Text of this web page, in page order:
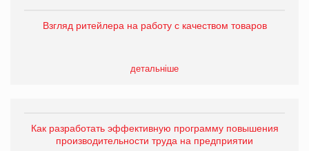
Взгляд ритейлера на работу с качеством товаров
детальніше
Как разработать эффективную программу повышения
производительности труда на предприятии